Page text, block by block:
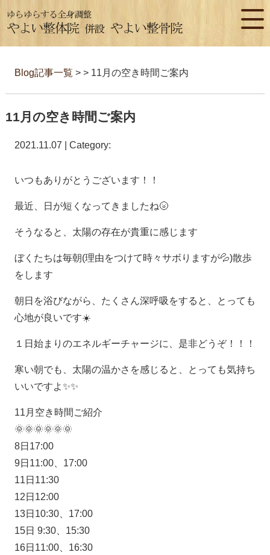
Blog記事一覧 > > 11月の空き時間ご案内
11月の空き時間ご案内
2021.11.07 | Category:
いつもありがとうございます！！
最近、日が短くなってきましたね🌝
そうなると、太陽の存在が貴重に感じます
ぼくたちは毎朝(理由をつけて時々サボりますが💦)散歩
をします
朝日を浴びながら、たくさん深呼吸をすると、とっても
心地が良いです☀️
１日始まりのエネルギーチャージに、是非どうぞ！！！
寒い朝でも、太陽の温かさを感じると、とっても気持ち
いいですよ✨✨
11月空き時間ご紹介
🌞🌞🌞🌞🌞🌞
8日17:00
9日11:00、17:00
11日11:30
12日12:00
13日10:30、17:00
15日 9:30、15:30
16日11:00、16:30